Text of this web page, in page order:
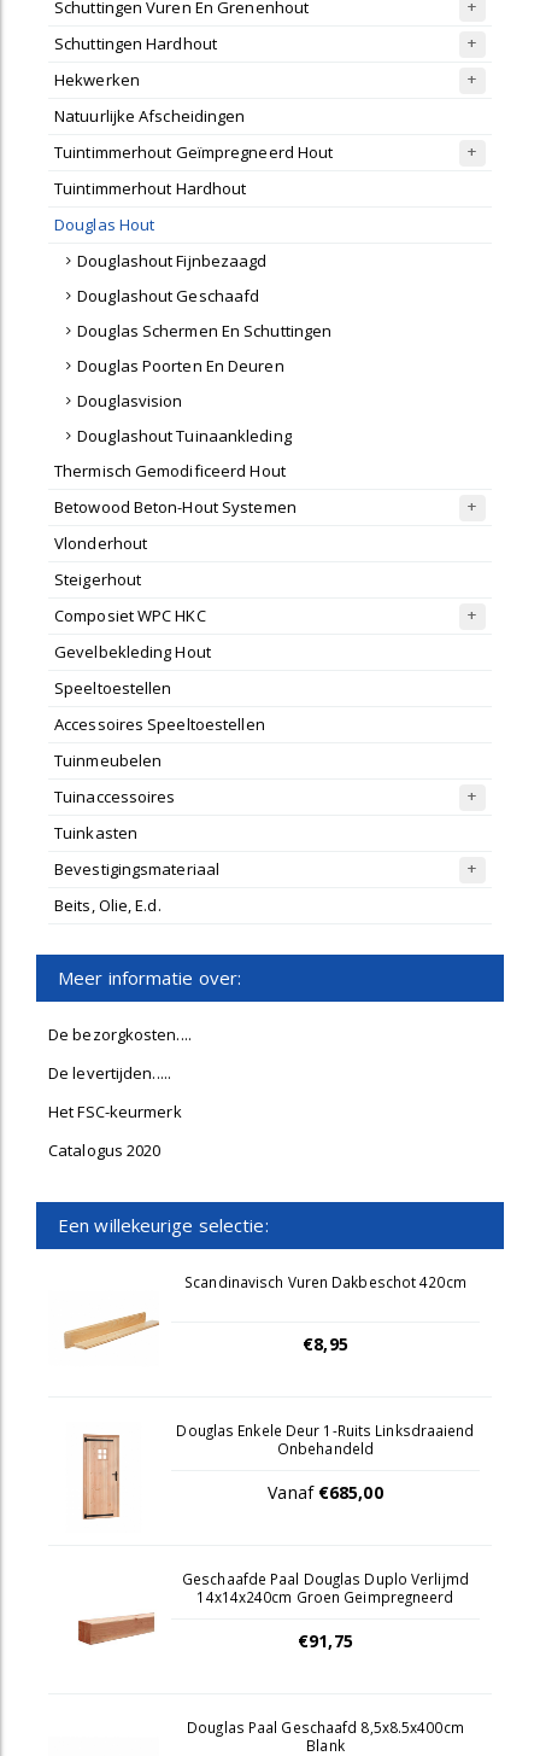
Schuttingen Vuren En Grenenhout
Schuttingen Hardhout
Hekwerken
Natuurlijke Afscheidingen
Tuintimmerhout Geïmpregneerd Hout
Tuintimmerhout Hardhout
Douglas Hout
Douglashout Fijnbezaagd
Douglashout Geschaafd
Douglas Schermen En Schuttingen
Douglas Poorten En Deuren
Douglasvision
Douglashout Tuinaankleding
Thermisch Gemodificeerd Hout
Betowood Beton-Hout Systemen
Vlonderhout
Steigerhout
Composiet WPC HKC
Gevelbekleding Hout
Speeltoestellen
Accessoires Speeltoestellen
Tuinmeubelen
Tuinaccessoires
Tuinkasten
Bevestigingsmateriaal
Beits, Olie, E.d.
Meer informatie over:
De bezorgkosten....
De levertijden.....
Het FSC-keurmerk
Catalogus 2020
Een willekeurige selectie:
Scandinavisch Vuren Dakbeschot 420cm
€8,95
Douglas Enkele Deur 1-Ruits Linksdraaiend
Onbehandeld
Vanaf €685,00
Geschaafde Paal Douglas Duplo Verlijmd
14x14x240cm Groen Geimpregneerd
€91,75
Douglas Paal Geschaafd 8,5x8.5x400cm
Blank